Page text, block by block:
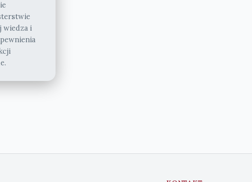
wiedza i